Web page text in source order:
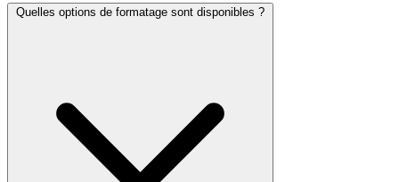
Quelles options de formatage sont disponibles ?